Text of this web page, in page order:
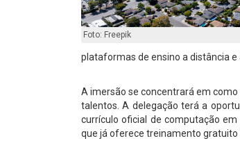
Foto: Freepik
plataformas de ensino a distância e
A imersão se concentrará em
talentos. A delegação terá a
currículo oficial de computação
que já oferece treinamento gratuito